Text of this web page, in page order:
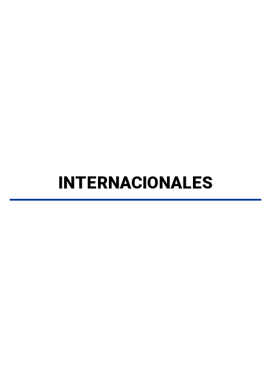
INTERNACIONALES